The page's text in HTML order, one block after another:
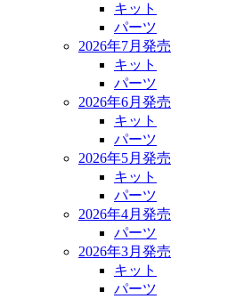
キット
パーツ
2026年7月発売
キット
パーツ
2026年6月発売
キット
パーツ
2026年5月発売
キット
パーツ
2026年4月発売
パーツ
2026年3月発売
キット
パーツ